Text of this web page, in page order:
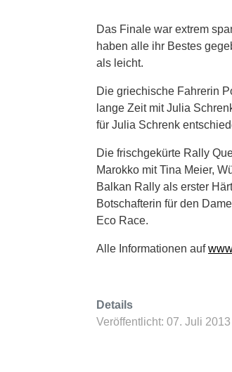
Das Finale war extrem
haben alle ihr Bestes
als leicht.
Die griechische Fahrerin
lange Zeit mit Julia
für Julia Schrenk
Die frischgekürte Rally
Marokko mit Tina Meier,
Balkan Rally als erster
Botschafterin für den
Eco Race.
Alle Informationen auf
Details
Veröffentlicht: 07. Juli 2013